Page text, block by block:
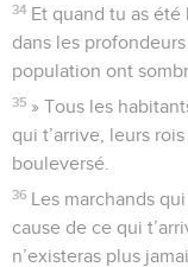
34 Et quand tu as été
dans les
population ont
35 » Tous les
qui t’arrive, leurs
bouleversé.
36 Les marchands
cause de ce qui
n’existeras plus